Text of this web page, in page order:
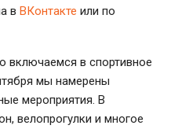
в ВКонтакте или по
включаемся в спортивное
мы намерены
мероприятия. В
велопрогулки и многое